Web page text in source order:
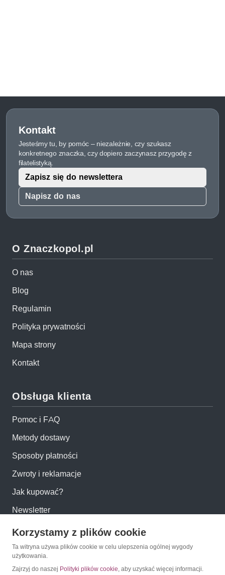
Kontakt
Jesteśmy tu, by pomóc – niezależnie, czy szukasz
konkretnego znaczka, czy dopiero zaczynasz przygodę z
filatelistyką.
Napisz do nas
Zapisz się do newslettera
O Znaczkopol.pl
O nas
Blog
Regulamin
Polityka prywatności
Mapa strony
Kontakt
Obsługa klienta
Pomoc i FAQ
Metody dostawy
Sposoby płatności
Zwroty i reklamacje
Jak kupować?
Newsletter
Konto
Moje konto
Korzystamy z plików cookie
Ta witryna używa plików cookie w celu ulepszenia ogólnej wygody
użytkowania.
Zajrzyj do naszej Polityki plików cookie, aby uzyskać więcej informacji.